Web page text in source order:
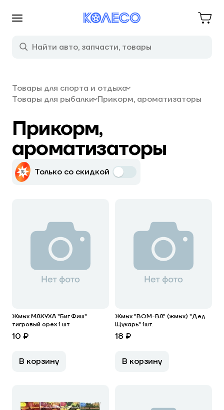
Товары для спорта и отдыха
Товары для рыбалки Прикорм, ароматизаторы
Прикорм,
ароматизаторы
Только со скидкой
Жмых МАКУХА "Биг Фиш"
тигровый орех 1 шт
10 ₽
В корзину
Жмых "BOM-BA" (жмых) "Дед
Щукарь" 1шт.
18 ₽
В корзину